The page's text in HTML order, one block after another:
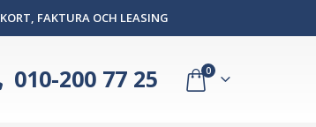
KORT, FAKTURA OCH LEASING
010-200 77 25 0